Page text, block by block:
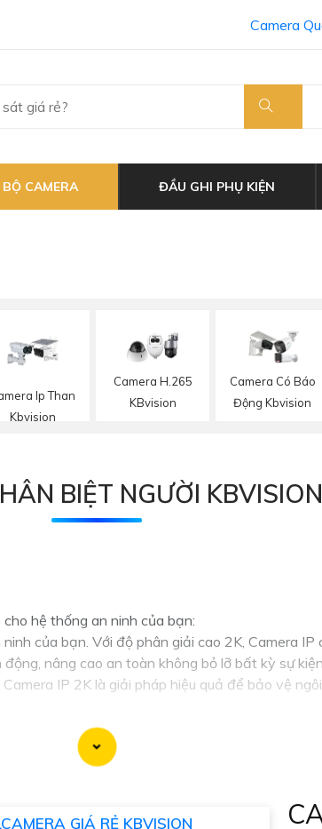
Camera
CAMERA ĐẦU GHI PHỤ KIỆN
Ip Than
Kbvision
Camera H.265
KBvision
Camera Có Báo
Động Kbvision
BIỆT NGƯỜI KBVISION
hệ thống an ninh của bạn:
của bạn. Với độ phân giải cao 2K, Camera
nâng cao an toàn không bỏ lỡ bất kỳ sự
IP 2K là giải pháp hiệu quả để bảo vệ
GIÁ RẺ KBVISION